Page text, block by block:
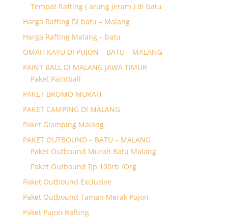
Tempat Rafting ( arung jeram ) di batu
Harga Rafting Di batu – Malang
Harga Rafting Malang – batu
OMAH KAYU DI PUJON – BATU – MALANG
PAINT BALL DI MALANG JAWA TIMUR
Paket Paintball
PAKET BROMO MURAH
PAKET CAMPING DI MALANG
Paket Glamping Malang
PAKET OUTBOUND – BATU – MALANG
Paket Outbound Murah Batu Malang
Paket Outbound Rp.100rb /Org
Paket Outbound Exclusive
Paket Outbound Taman Merak Pujon
Paket Pujon Rafting